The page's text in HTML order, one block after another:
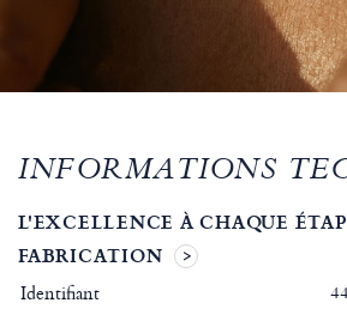
INFORMATIONS
L'EXCELLENCE À CHAQUE
FABRICATION
Identifiant